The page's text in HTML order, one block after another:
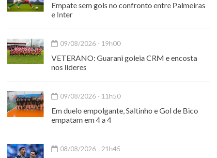
Empate sem gols no confronto entre Palmeiras
e Inter
09/08/2026 - 19h00
VETERANO: Guarani goleia CRM e encosta
nos líderes
09/08/2026 - 11h50
Em duelo empolgante, Saltinho e Gol de Bico
empatam em 4 a 4
08/08/2026 - 21h45